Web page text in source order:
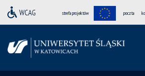
strefa projektów poczta